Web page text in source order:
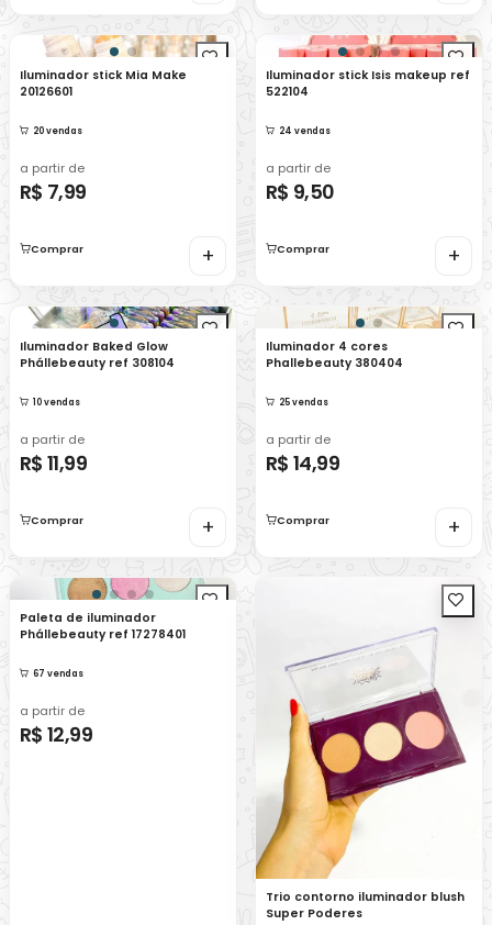
Iluminador stick Mia Make
20126601
20 vendas
a partir de
R$ 7,99
Comprar +
Iluminador stick Isis makeup ref
522104
24 vendas
a partir de
R$ 9,50
Comprar +
Iluminador Baked Glow
Phállebeauty ref 308104
10 vendas
a partir de
R$ 11,99
Comprar +
Iluminador 4 cores
Phallebeauty 380404
25 vendas
a partir de
R$ 14,99
Comprar +
Paleta de iluminador
Phállebeauty ref 17278401
67 vendas
a partir de
R$ 12,99
Trio contorno iluminador blush
Super Poderes